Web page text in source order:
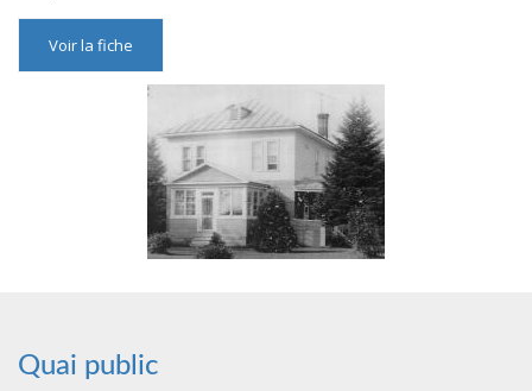
Voir la fiche
Quai public